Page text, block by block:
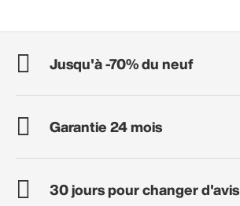
Jusqu'à -70% du neuf
Garantie 24 mois
30 jours pour changer d'avis